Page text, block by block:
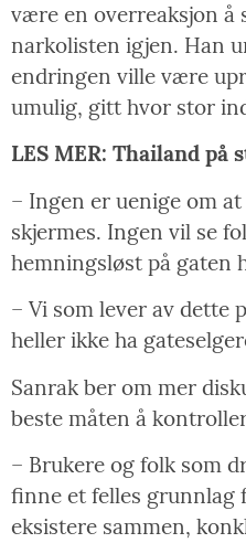
være en overreaksjon å
narkolisten igjen. Han
endringen ville være
umulig, gitt hvor stor
LES MER: Thailand på
– Ingen er uenige om
skjermes. Ingen vil se
hemningsløst på gaten
– Vi som lever av dette
heller ikke ha
Sanrak ber om mer
beste måten å
– Brukere og folk som
finne et felles grunnlag
eksistere sammen,